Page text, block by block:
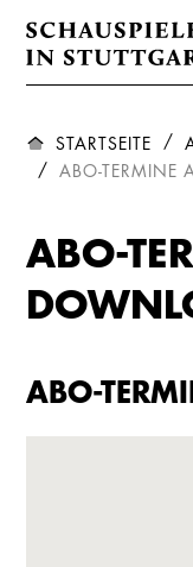
STARTSEITE
ABO-TERMINE
ABO-
ABO-